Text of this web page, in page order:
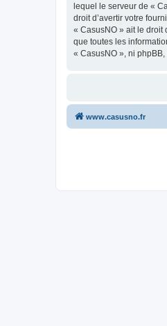
lequel le serveur de «
droit d’avertir votre
« CasusNO » ait le droit
que toutes les
« CasusNO », ni
www.casusno.fr